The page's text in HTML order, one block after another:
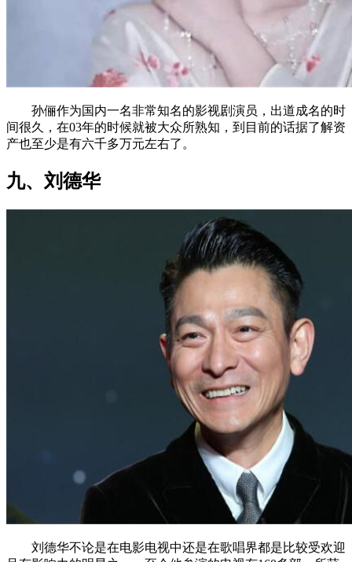
孙俪作为国内一名非常知名的影视剧演员，出道成名的时
间很久，在03年的时候就被大众所熟知，到目前的话据了解资
产也至少是有六千多万元左右了。
九、刘德华
刘德华不论是在电影电视中还是在歌唱界都是比较受欢迎